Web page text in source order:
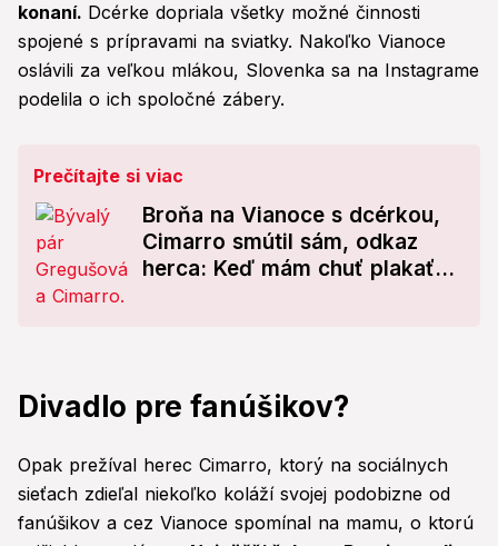
konaní. Dcérke dopriala všetky možné činnosti
spojené s prípravami na sviatky. Nakoľko Vianoce
oslávili za veľkou mlákou, Slovenka sa na Instagrame
podelila o ich spoločné zábery.
Prečítajte si viac
Broňa na Vianoce s dcérkou,
Cimarro smútil sám, odkaz
herca: Keď mám chuť plakať...
Divadlo pre fanúšikov?
Opak prežíval herec Cimarro, ktorý na sociálnych
sieťach zdieľal niekoľko koláží svojej podobizne od
fanúšikov a cez Vianoce spomínal na mamu, o ktorú